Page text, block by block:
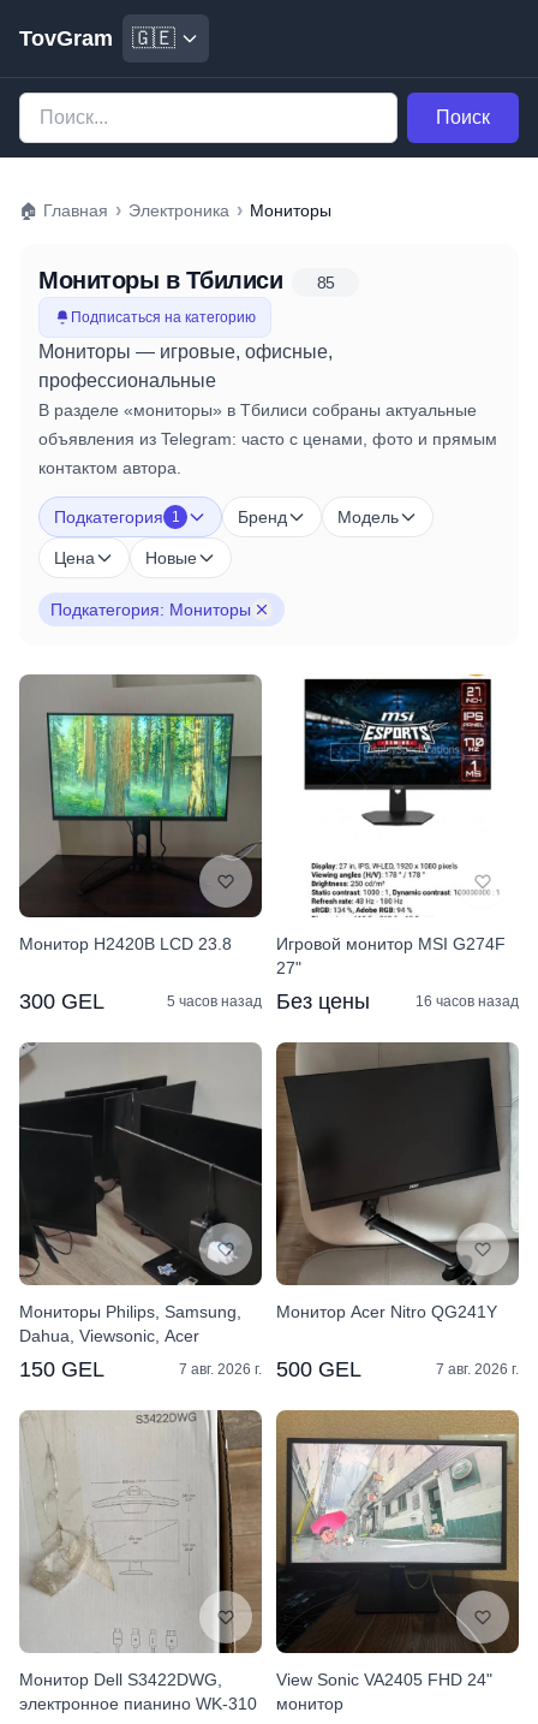
TovGram 🇬🇪
Поиск
🏠 Главная › Электроника › Мониторы
Мониторы в Тбилиси 85
Подписаться на категорию
Мониторы — игровые, офисные,
профессиональные
В разделе «мониторы» в Тбилиси собраны актуальные
объявления из Telegram: часто с ценами, фото и прямым
контактом автора.
Подкатегория 1 Бренд Модель
Цена Новые
Подкатегория: Мониторы
Монитор H2420B LCD 23.8
300 GEL 5 часов назад
Игровой монитор MSI G274F
27"
Без цены 16 часов назад
Мониторы Philips, Samsung,
Dahua, Viewsonic, Acer
150 GEL 7 авг. 2026 г.
Монитор Acer Nitro QG241Y
500 GEL 7 авг. 2026 г.
Монитор Dell S3422DWG,
электронное пианино WK-310
View Sonic VA2405 FHD 24"
монитор